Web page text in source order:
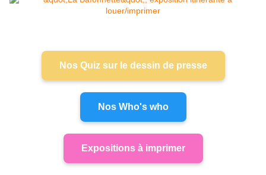
Nos Quiz sur le dessin de presse
Nos Who's who
Expositions à imprimer